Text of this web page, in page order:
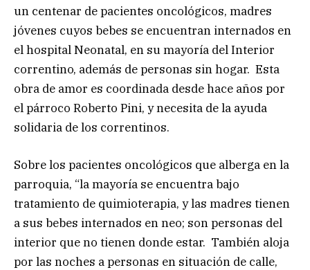
un centenar de pacientes oncológicos, madres
jóvenes cuyos bebes se encuentran internados en
el hospital Neonatal, en su mayoría del Interior
correntino, además de personas sin hogar. Esta
obra de amor es coordinada desde hace años por
el párroco Roberto Pini, y necesita de la ayuda
solidaria de los correntinos.
Sobre los pacientes oncológicos que alberga en la
parroquia, “la mayoría se encuentra bajo
tratamiento de quimioterapia, y las madres tienen
a sus bebes internados en neo; son personas del
interior que no tienen donde estar. También aloja
por las noches a personas en situación de calle,